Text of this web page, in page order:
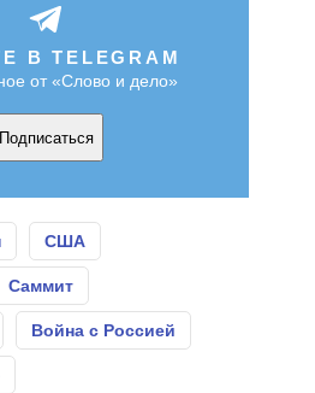
В TELEGRAM
от «Слово и дело»
Подписаться
США
Саммит
Война с Россией